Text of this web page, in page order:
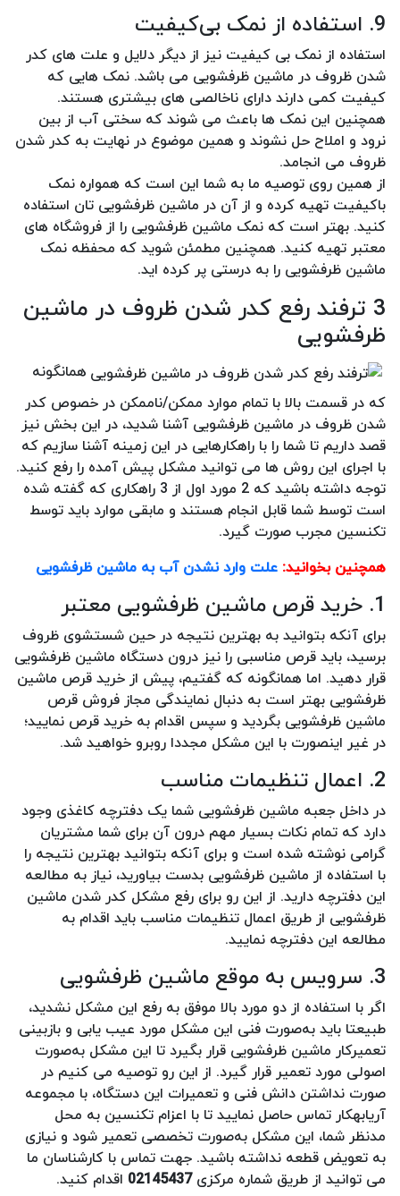
9. استفاده از نمک بی‌کیفیت
استفاده از نمک بی کیفیت نیز از دیگر دلایل و علت های کدر
شدن ظروف در ماشین ظرفشویی می باشد. نمک هایی که
کیفیت کمی دارند دارای ناخالصی های بیشتری هستند.
همچنین این نمک ها باعث می شوند که سختی آب از بین
نرود و املاح حل نشوند و همین موضوع در نهایت به کدر شدن
ظروف می انجامد.
از همین روی توصیه ما به شما این است که همواره نمک
باکیفیت تهیه کرده و از آن در ماشین ظرفشویی تان استفاده
کنید. بهتر است که نمک ماشین ظرفشویی را از فروشگاه های
معتبر تهیه کنید. همچنین مطمئن شوید که محفظه نمک
ماشین ظرفشویی را به درستی پر کرده اید.
3 ترفند رفع کدر شدن ظروف در ماشین
ظرفشویی
همانگونه
که در قسمت بالا با تمام موارد ممکن/ناممکن در خصوص کدر
شدن ظروف در ماشین ظرفشویی آشنا شدید، در این بخش نیز
قصد داریم تا شما را با راهکارهایی در این زمینه آشنا سازیم که
با اجرای این روش ها می توانید مشکل پیش آمده را رفع کنید.
توجه داشته باشید که 2 مورد اول از 3 راهکاری که گفته شده
است توسط شما قابل انجام هستند و مابقی موارد باید توسط
تکنسین مجرب صورت گیرد.
همچنین بخوانید: علت وارد نشدن آب به ماشین ظرفشویی
1. خرید قرص ماشین ظرفشویی معتبر
برای آنکه بتوانید به بهترین نتیجه در حین شستشوی ظروف
برسید، باید قرص مناسبی را نیز درون دستگاه ماشین ظرفشویی
قرار دهید. اما همانگونه که گفتیم، پیش از خرید قرص ماشین
ظرفشویی بهتر است به دنبال نمایندگی مجاز فروش قرص
ماشین ظرفشویی بگردید و سپس اقدام به خرید قرص نمایید؛
در غیر اینصورت با این مشکل مجددا روبرو خواهید شد.
2. اعمال تنظیمات مناسب
در داخل جعبه ماشین ظرفشویی شما یک دفترچه کاغذی وجود
دارد که تمام نکات بسیار مهم درون آن برای شما مشتریان
گرامی نوشته شده است و برای آنکه بتوانید بهترین نتیجه را
با استفاده از ماشین ظرفشویی بدست بیاورید، نیاز به مطالعه
این دفترچه دارید. از این رو برای رفع مشکل کدر شدن ماشین
ظرفشویی از طریق اعمال تنظیمات مناسب باید اقدام به
مطالعه این دفترچه نمایید.
3. سرویس به موقع ماشین ظرفشویی
اگر با استفاده از دو مورد بالا موفق به رفع این مشکل نشدید،
طبیعتا باید به‌صورت فنی این مشکل مورد عیب یابی و بازبینی
تعمیرکار ماشین ظرفشویی قرار بگیرد تا این مشکل به‌صورت
اصولی مورد تعمیر قرار گیرد. از این رو توصیه می کنیم در
صورت نداشتن دانش فنی و تعمیرات این دستگاه، با مجموعه
آریابهکار تماس حاصل نمایید تا با اعزام تکنسین به محل
مدنظر شما، این مشکل به‌صورت تخصصی تعمیر شود و نیازی
به تعویض قطعه نداشته باشید. جهت تماس با کارشناسان ما
می توانید از طریق شماره مرکزی02145437 اقدام کنید.